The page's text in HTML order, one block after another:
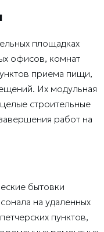
площадках
офисов, комнат
приема пищи,
Их модульная
строительные
работ на
бытовки
на удаленных
пунктов,